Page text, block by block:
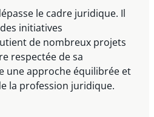
le cadre juridique. Il
initiatives
de nombreux projets
respectée de sa
une approche équilibrée et
la profession juridique.